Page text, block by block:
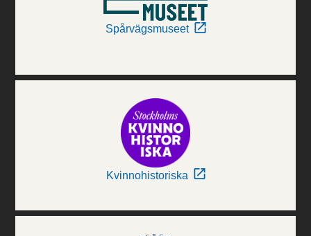
Spårvägsmuseet
Kvinnohistoriska